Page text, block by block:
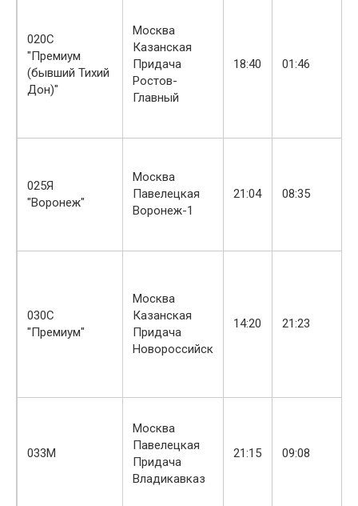
020С
"Премиум
(бывший Тихий
Дон)"
Москва
Казанская
Придача
Ростов-
Главный
18:40 01:46
025Я
"Воронеж"
Москва
Павелецкая
Воронеж-1
21:04 08:35
030С
"Премиум"
Москва
Казанская
Придача
Новороссийск
14:20 21:23
033М
Москва
Павелецкая
Придача
Владикавказ
21:15 09:08